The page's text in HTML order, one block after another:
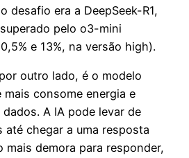
desafio era a DeepSeek-R1,
pelo o3-mini
e 13%, na versão high).
outro lado, é o modelo
consome energia e
A IA pode levar de
chegar a uma resposta
mais demora para responder,